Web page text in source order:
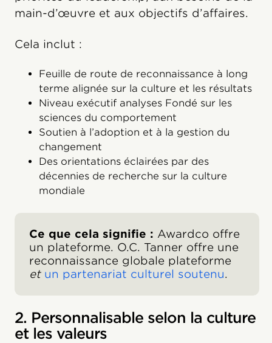
main-d’œuvre et aux objectifs d’affaires.
Cela inclut :
Feuille de route de reconnaissance à long
terme alignée sur la culture et les résultats
Niveau exécutif analyses Fondé sur les
sciences du comportement
Soutien à l’adoption et à la gestion du
changement
Des orientations éclairées par des
décennies de recherche sur la culture
mondiale
Ce que cela signifie : Awardco offre
un plateforme. O.C. Tanner offre une
reconnaissance globale plateforme
et un partenariat culturel soutenu.
2. Personnalisable selon la culture
et les valeurs